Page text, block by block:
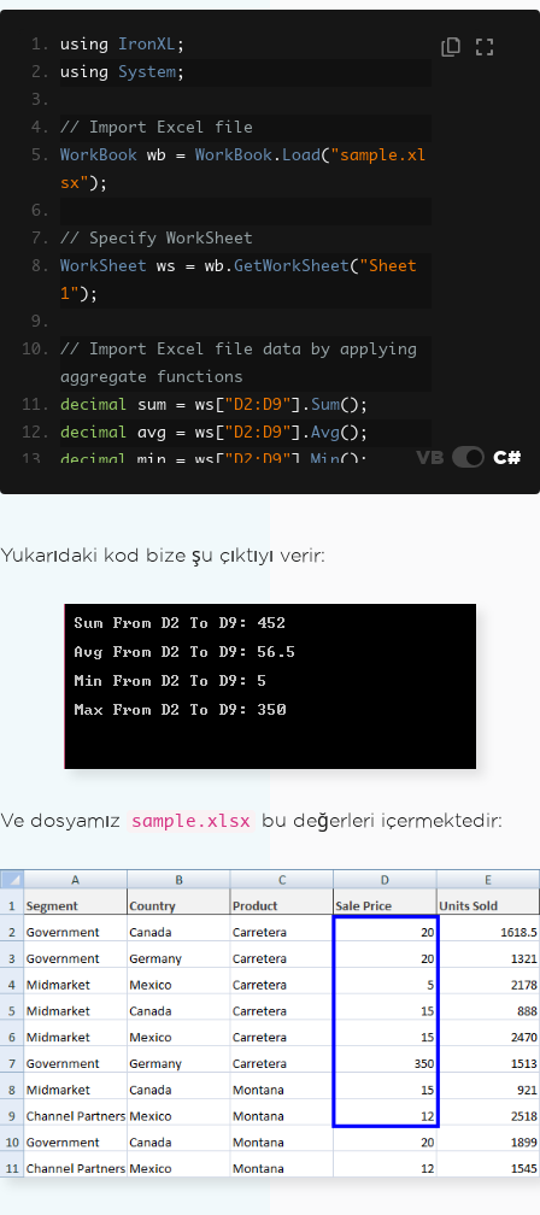
using IronXL ;
using System;
// Import Excel file
WorkBook wb = WorkBook . Load ( "sample.xl
sx" );
// Specify WorkSheet
WorkSheet ws = wb . GetWorkSheet( "Sheet
1" );
// Import Excel file data by applying
aggregate functions
decimal sum = ws "D2:D9" ]. Sum();
decimal avg = ws "D2:D9" ]. Avg();
decimal
min = ws [ "D2:D9" ]. Min();
Console . WriteLine
"Sum From D2 To D9:
{0}", avg);
Console.WriteLine("Min From D2 To D9:
{0}", min);
Console.WriteLine("Max From D2 To D9:
VB C#
Yukarıdaki kod bize şu çıktıyı verir:
Ve dosyamız sample.xlsx bu değerleri içermektedir: